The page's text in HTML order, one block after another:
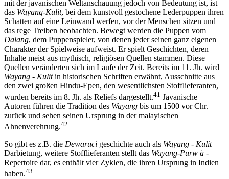
mit der javanischen Weltanschauung jedoch von Bedeutung ist, ist
das Wayang-Kulit, bei dem kunstvoll gestochene Lederpuppen ihren
Schatten auf eine Leinwand werfen, vor der Menschen sitzen und
das rege Treiben beobachten. Bewegt werden die Puppen vom
Dalang, dem Puppenspieler, von denen jeder seinen ganz eigenen
Charakter der Spielweise aufweist. Er spielt Geschichten, deren
Inhalte meist aus mythisch, religiösen Quellen stammen. Diese
Quellen veränderten sich im Laufe der Zeit. Bereits im 11. Jh. wird
Wayang - Kulitin historischen Schriften erwähnt, Ausschnitte aus
den zwei großen Hindu-Epen, den wesentlichsten Stofflieferanten,
wurden bereits im 8. Jh. als Reliefs dargestellt.41 Javanische
Autoren führen die Tradition des Wayang bis um 1500 vor Chr.
zurück und sehen seinen Ursprung in der malayischen
Ahnenverehrung.42
So gibt es z.B. die Dewaruci geschichte auch als Wayang - Kulit
Darbietung, weitere Stofflieferanten stellt das Wayang-Purw å -
Repertoire dar, es enthält vier Zyklen, die ihren Ursprung in Indien
haben.43